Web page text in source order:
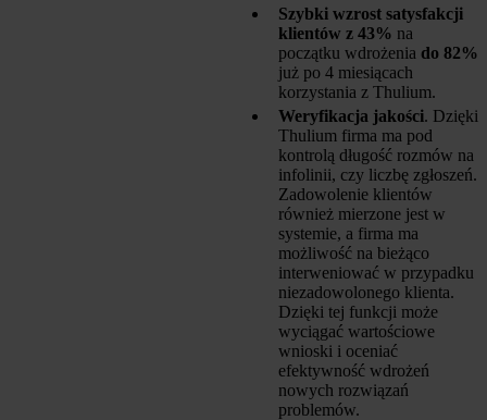
Szybki wzrost satysfakcji
klientów z 43% na
początku wdrożenia do 82%
już po 4 miesiącach
korzystania z Thulium.
Weryfikacja jakości. Dzięki
Thulium firma ma pod
kontrolą długość rozmów na
infolinii, czy liczbę zgłoszeń.
Zadowolenie klientów
również mierzone jest w
systemie, a firma ma
możliwość na bieżąco
interweniować w przypadku
niezadowolonego klienta.
Dzięki tej funkcji może
wyciągać wartościowe
wnioski i oceniać
efektywność wdrożeń
nowych rozwiązań
problemów.